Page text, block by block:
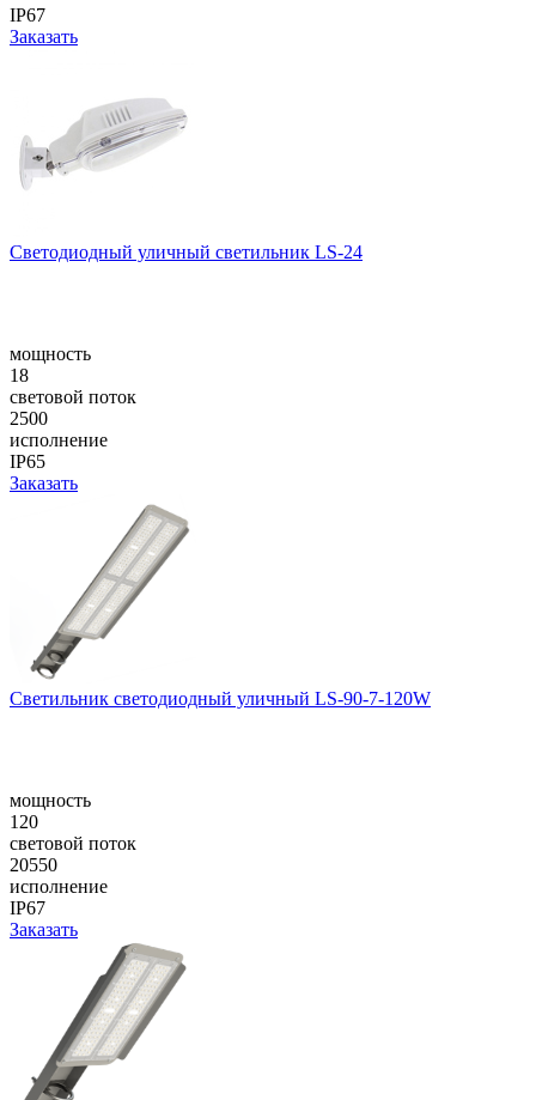
IP67
Заказать
Светодиодный уличный светильник LS-24
мощность
18
световой поток
2500
исполнение
IP65
Заказать
Светильник светодиодный уличный LS-90-7-120W
мощность
120
световой поток
20550
исполнение
IP67
Заказать